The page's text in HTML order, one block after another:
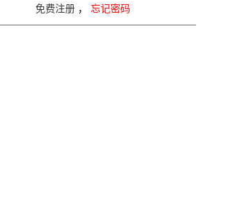
免费注册 ， 忘记密码